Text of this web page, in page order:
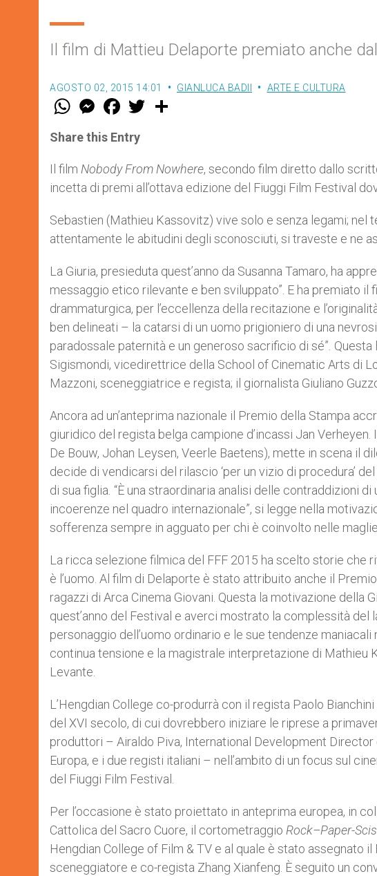
Il film di Mattieu Delaporte premiato anche
AGOSTO 02, 2015 14:01 GIANLUCA BADII ARTE E CULTURA
W
t
s
p
p
M
e
s
e
g
e
r
F
a
e
b
o
k
w
r
Share this Entry
Il film Nobody From Nowhere, secondo film diretto dallo
incetta di premi all’ottava edizione del Fiuggi Film Festival
Sebastien (Mathieu Kassovitz) vive solo e senza legami; nel
attentamente le abitudini degli sconosciuti, si traveste e ne
La Giuria, presieduta quest’anno da Susanna Tamaro, ha
messaggio etico rilevante e ben sviluppato”. E ha premiato il
drammaturgica, per l’eccellenza della recitazione e
ben delineati – la catarsi di un uomo prigioniero di una
paradossale paternità e un generoso sacrificio di sé”. Questa
Sigismondi, vicedirettrice della School of Cinematic Arts di
Mazzoni, sceneggiatrice e regista; il giornalista Giuliano
Ancora ad un’anteprima nazionale il Premio della Stampa
giuridico del regista belga campione d’incassi Jan
De Bouw, Johan Leysen, Veerle Baetens), mette in scena il
decide di vendicarsi del rilascio ‘per un vizio di procedura’
di sua figlia. “È una straordinaria analisi delle contraddizioni
incoerenze nel quadro internazionale”, si legge nella
sofferenza sempre in agguato per chi è coinvolto nelle
La ricca selezione filmica del FFF 2015 ha scelto storie che
è l’uomo. Al film di Delaporte è stato attribuito anche il
ragazzi di Arca Cinema Giovani. Questa la motivazione della
quest’anno del Festival e averci mostrato la complessità del
personaggio dell’uomo ordinario e le sue tendenze
continua tensione e la magistrale interpretazione di Mathieu
Levante.
L’Hengdian College co-produrrà con il regista Paolo
del XVI secolo, di cui dovrebbero iniziare le riprese a
produttori – Airaldo Piva, International Development
Europa, e i due registi italiani – nell’ambito di un focus sul
del Fiuggi Film Festival.
Per l’occasione è stato proiettato in anteprima europea, in
Cattolica del Sacro Cuore, il cortometraggio Rock–Paper-
Hengdian College of Film & TV e al quale è stato assegnato
sceneggiatore e co-regista Zhang Xianfeng. È seguito un